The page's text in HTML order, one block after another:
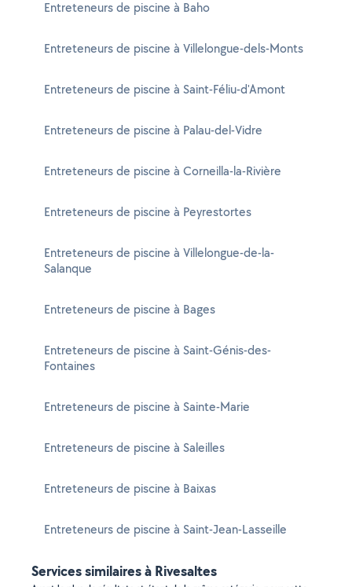
Entreteneurs de piscine à Baho
Entreteneurs de piscine à Villelongue-dels-Monts
Entreteneurs de piscine à Saint-Féliu-d'Amont
Entreteneurs de piscine à Palau-del-Vidre
Entreteneurs de piscine à Corneilla-la-Rivière
Entreteneurs de piscine à Peyrestortes
Entreteneurs de piscine à Villelongue-de-la-
Salanque
Entreteneurs de piscine à Bages
Entreteneurs de piscine à Saint-Génis-des-
Fontaines
Entreteneurs de piscine à Sainte-Marie
Entreteneurs de piscine à Saleilles
Entreteneurs de piscine à Baixas
Entreteneurs de piscine à Saint-Jean-Lasseille
Services similaires à Rivesaltes